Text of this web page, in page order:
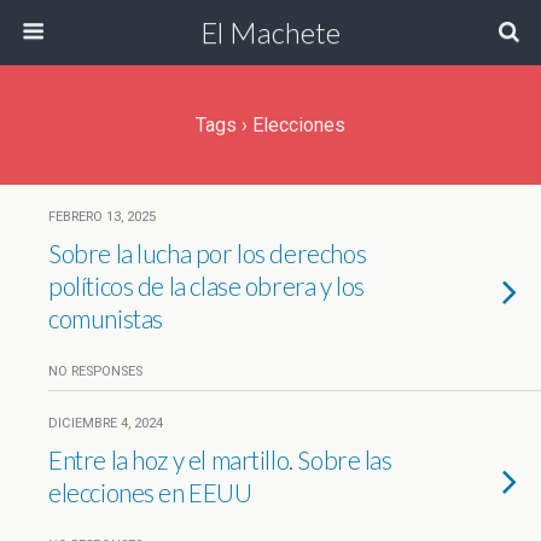
El Machete
Tags › Elecciones
FEBRERO 13, 2025
Sobre la lucha por los derechos
políticos de la clase obrera y los
comunistas
NO RESPONSES
DICIEMBRE 4, 2024
Entre la hoz y el martillo. Sobre las
elecciones en EEUU